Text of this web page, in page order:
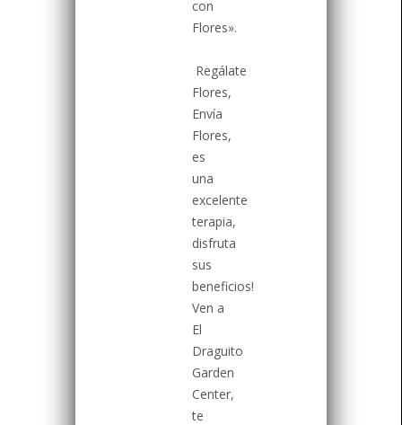
con
Flores».
Regálate
Flores,
Envía
Flores,
es
una
excelente
terapia,
disfruta
sus
beneficios!
Ven a
El
Draguito
Garden
Center,
te